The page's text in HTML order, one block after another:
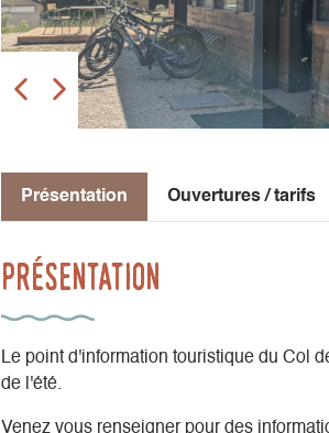
Présentation Ouvertures / tarifs
Présentation
Le point d'information touristique du Col
de l'été.
Venez vous renseigner pour des